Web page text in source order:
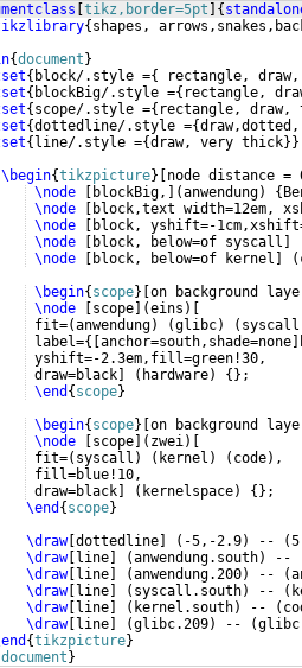
tikz,border=5pt {
{ shapes,
{document }
{ block/.style ={
rectangle,
{ blockBig/.style ={ rectangle,
{ scope/.style ={ rectangle, draw,
{dottedline/.style ={
{ line/.style ={draw, very thick}}
\begin{tikzpicture}
node distance =
\node
blockBig, (anwendung) {
\node
block,text width=12em,
\node
block, yshift=-
\node
block, below=of syscall
\node
block, below=of kernel (
\begin{ scope} on background
\node
scope (eins )
fit=(anwendung) (glibc) ( syscall
label={[ anchor=south,shade=none
yshift=-2.3em,fill=green!30,
draw=black
( hardware) { } ;
\end { scope}
\begin{ scope} on background
\node
scope ( zwei)
fit=( syscall ) ( kernel ) ( code) ,
fill=blue!10,
draw=black
( kernelspace) { } ;
\end { scope}
\draw[ dottedline ( -5,-2.9) -- (
\draw[ line (anwendung.south) --
\draw[ line (anwendung.200) -- (
\draw[ line ( syscall.south) -- (
\draw[ line ( kernel.south) -- (
\draw[ line (glibc.209) -- (
{tikzpicture}
document }